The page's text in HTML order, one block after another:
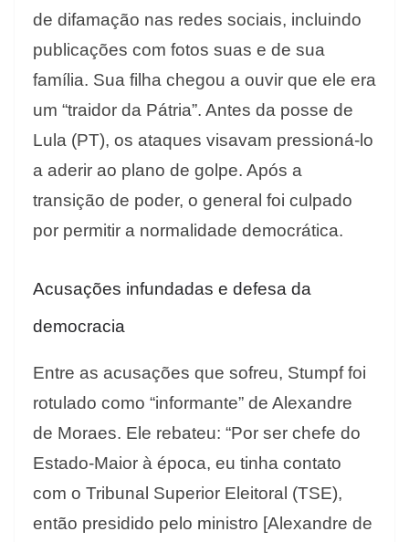
de difamação nas redes sociais, incluindo
publicações com fotos suas e de sua
família. Sua filha chegou a ouvir que ele era
um “traidor da Pátria”. Antes da posse de
Lula (PT), os ataques visavam pressioná-lo
a aderir ao plano de golpe. Após a
transição de poder, o general foi culpado
por permitir a normalidade democrática.
Acusações infundadas e defesa da
democracia
Entre as acusações que sofreu, Stumpf foi
rotulado como “informante” de Alexandre
de Moraes. Ele rebateu: “Por ser chefe do
Estado-Maior à época, eu tinha contato
com o Tribunal Superior Eleitoral (TSE),
então presidido pelo ministro [Alexandre de